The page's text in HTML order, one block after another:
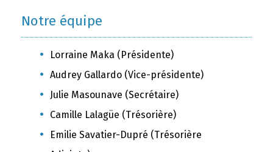
Notre équipe
Lorraine Maka (Présidente)
Audrey Gallardo (Vice-présidente)
Julie Masounave (Secrétaire)
Camille Lalagüe (Trésorière)
Emilie Savatier-Dupré (Trésorière